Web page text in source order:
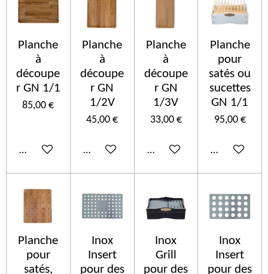
Planche
à
découpe
r GN 1/1
85,00 €
In den Warenkorb
Planche
à
découpe
r GN
1/2V
45,00 €
In den Warenkorb
Planche
à
découpe
r GN
1/3V
33,00 €
In den Warenkorb
Planche
pour
satés ou
sucettes
GN 1/1
95,00 €
In den
Planche
pour
satés,
Inox
Insert
pour des
Inox
Grill
pour des
Inox
Insert
pour des